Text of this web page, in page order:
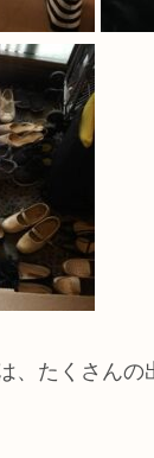
、たくさんの